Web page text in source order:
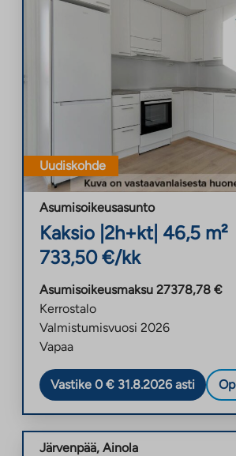
Uudiskohde
Asumisoikeusasunto
Kaksio 2h+kt| 46,5 m²
733,50 €/kk
Asumisoikeusmaksu 27378,78 €
Kerrostalo
Valmistumisvuosi 2026
Vapaa
Vastike 0 € 31.8.2026 asti
Järvenpää, Ainola